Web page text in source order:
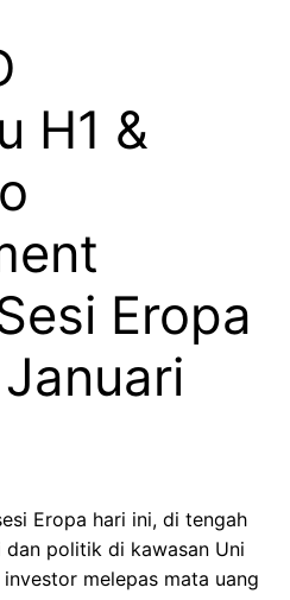
H1 &
Eropa
Eropa hari ini, di tengah
politik di kawasan Uni
melepas mata uang